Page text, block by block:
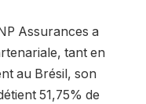
Assurances a
tant en
au Brésil, son
51,75% de